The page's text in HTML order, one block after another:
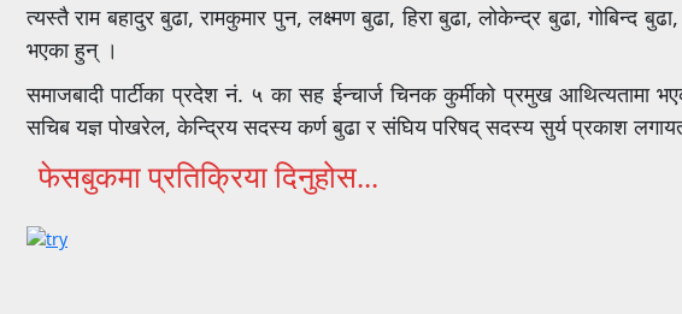
त्यस्तै राम बहादुर बुढा, रामकुमार पुन, लक्ष्मण बुढा, हिरा बुढा, लोकेन्द्र बुढा, गोबिन्द
भएका हुन् ।
समाजबादी पार्टीका प्रदेश नं. ५ का सह ईन्चार्ज चिनक कुर्मीको प्रमुख आथित्यतामा
सचिब यज्ञ पोखरेल, केन्द्रिय सदस्य कर्ण बुढा र संघिय परिषद् सदस्य सुर्य प्रकाश
फेसबुकमा प्रतिक्रिया दिनुहोस...